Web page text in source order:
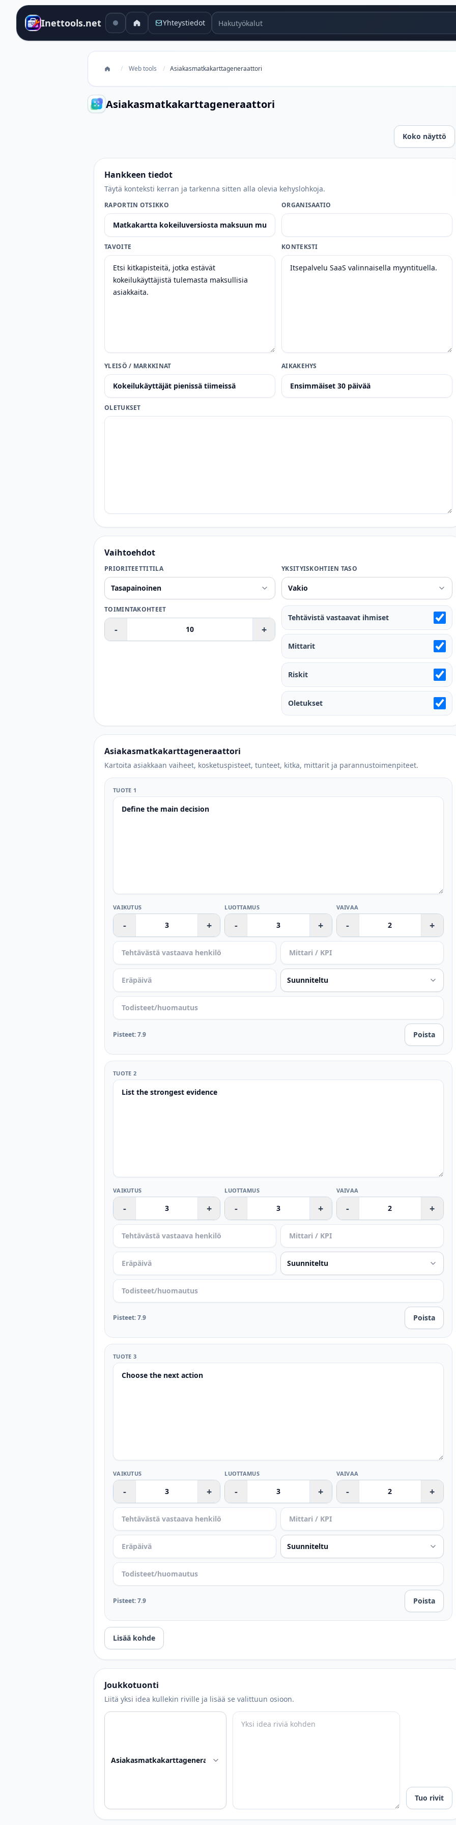
Inettools.net Yhteystiedot Hakutyökalut
/ Web tools / Asiakasmatkakarttageneraattori
Asiakasmatkakarttageneraattori
Koko näyttö
Hankkeen tiedot
Täytä konteksti kerran ja tarkenna sitten alla olevia kehyslohkoja.
RAPORTIN OTSIKKO ORGANISAATIO
TAVOITE KONTEKSTI
YLEISÖ / MARKKINAT AIKAKEHYS
OLETUKSET
Vaihtoehdot
PRIORITEETTITILA YKSITYISKOHTIEN TASO
TOIMINTAKOHTEET
- +
Tehtävistä vastaavat ihmiset
Mittarit
Riskit
Oletukset
Asiakasmatkakarttageneraattori
Kartoita asiakkaan vaiheet, kosketuspisteet, tunteet, kitka, mittarit ja parannustoimenpiteet.
TUOTE 1
VAIKUTUS
- +
LUOTTAMUS
- +
VAIVAA
- +
Pisteet:7.9 Poista
TUOTE 2
VAIKUTUS
- +
LUOTTAMUS
- +
VAIVAA
- +
Pisteet:7.9 Poista
TUOTE 3
VAIKUTUS
- +
LUOTTAMUS
- +
VAIVAA
- +
Pisteet:7.9 Poista
Lisää kohde
Joukkotuonti
Liitä yksi idea kullekin riville ja lisää se valittuun osioon.
Tuo rivit